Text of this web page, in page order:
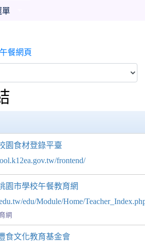
園食材登錄平臺
frontend/
園市學校午餐教育網
edu/Module/Home/
網
食文化教育基金會